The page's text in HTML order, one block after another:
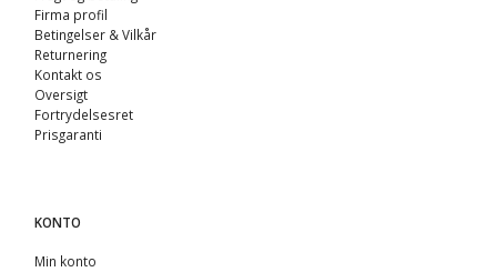
Firma profil
Betingelser & Vilkår
Returnering
Kontakt os
Oversigt
Fortrydelsesret
Prisgaranti
KONTO
Min konto